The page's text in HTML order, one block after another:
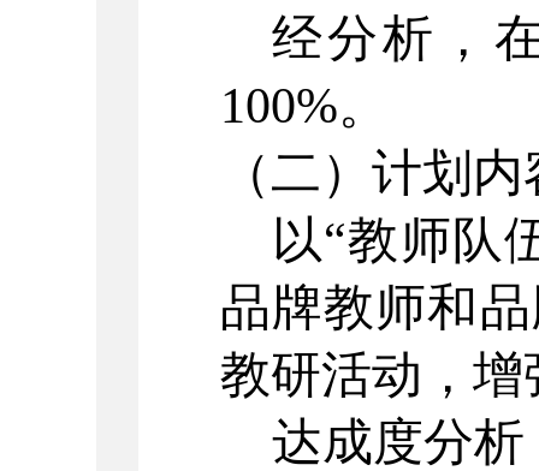
经分析，
100%。
（二） 计划内
以“教师队
品牌教师和
教研活动，
达成度分析